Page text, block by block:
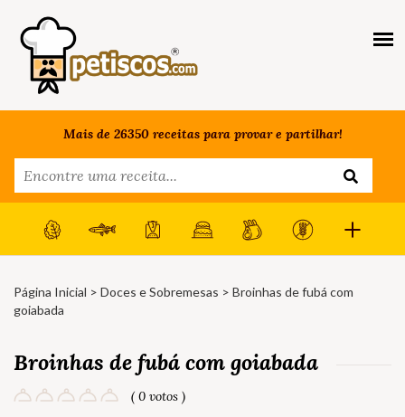
Mais de 26350 receitas para provar e partilhar!
Página Inicial > Doces e Sobremesas > Broinhas de fubá com
goiabada
Broinhas de fubá com goiabada
( 0 votos )